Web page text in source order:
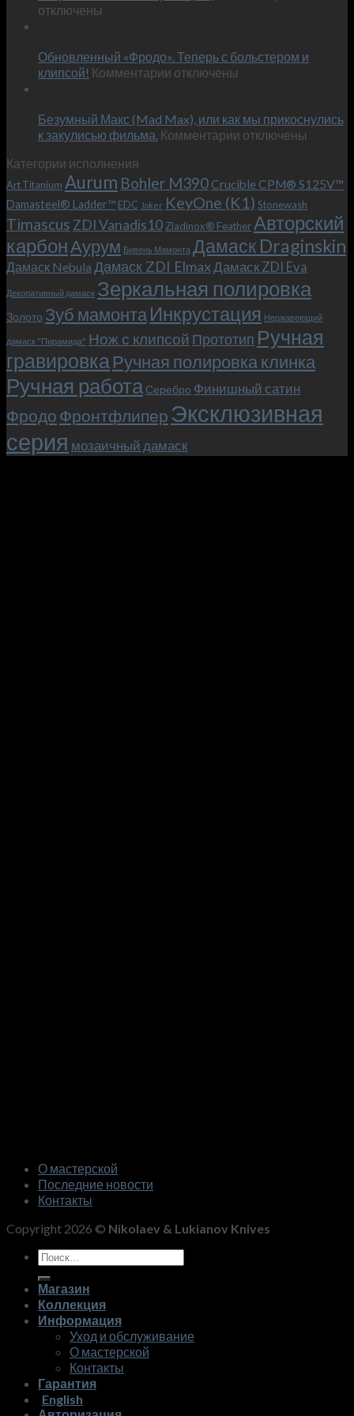
–
и
KeyOne
отключены
Обновленный «Фродо». Теперь с больстером и
клипсой! Комментарии к
«Фродо».
Теперь
и
клипсой!
отключены
Безумный Макс (Mad Max), или как мы прикоснулись
к закулисью фильма. Комментарии к
Макс
(Mad
Max),
или
как
мы
прикоснулись
к
фильма.
отключены
Категории исполнения
Art Titanium Aurum Bohler M390Crucible CPM® S125V™
Damasteel® Ladder™ EDC Joker KeyOne (K1) Stonewash
Timascus ZDI Vanadis10 Zladinox® FeatherАвторский
карбонАурум Бивень Мамонта Дамаск Draginskin
Дамаск Nebula Дамаск ZDI ElmaxДамаск ZDI Eva
Декоративный дамаск Зеркальная полировка
Золото Зуб мамонтаИнкрустация Нержавеющий
дамаск "Пирамида" Нож с клипсой Прототип Ручная
гравировкаРучная полировка клинка
Ручная работа Серебро Финишный сатин
Фродо Фронтфлипер Эксклюзивная
серия мозаичный дамаск
О мастерской
Последние новости
Контакты
Copyright 2026 © Nikolaev & Lukianov Knives
Искать:
Магазин
Коллекция
Информация
Уход и обслуживание
О мастерской
Контакты
Гарантия
English